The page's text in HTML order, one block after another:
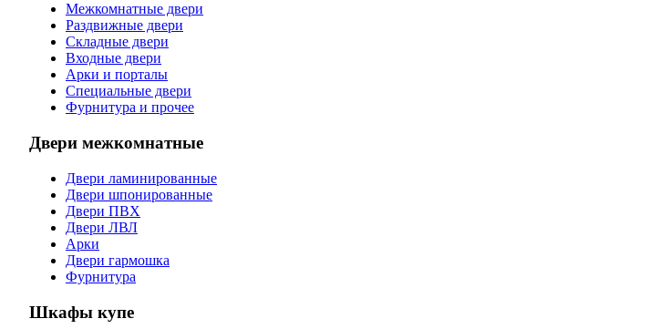
Межкомнатные двери
Раздвижные двери
Складные двери
Входные двери
Арки и порталы
Специальные двери
Фурнитура и прочее
Двери межкомнатные
Двери ламинированные
Двери шпонированные
Двери ПВХ
Двери ЛВЛ
Арки
Двери гармошка
Фурнитура
Шкафы купе